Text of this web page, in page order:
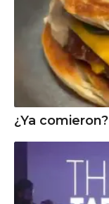
¿Ya comieron?